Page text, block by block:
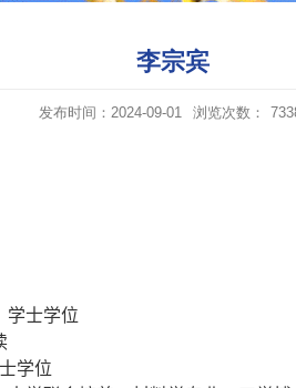
李宗宾
发布时间：2024-09-01 浏览次数：
学士学位
学位